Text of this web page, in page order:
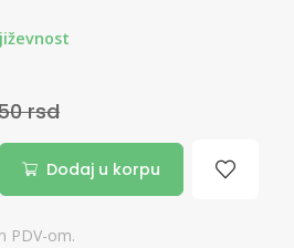
rsd
Dodaj u korpu
PDV-om.